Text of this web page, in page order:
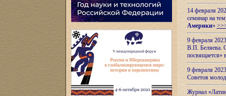
14 февраля
семинар на
Америки»
9 февраля
В.П. Беляева.
посвящается»
9 февраля
Советов
Журнал